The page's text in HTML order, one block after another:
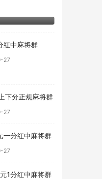
红中麻将群
27
下分正规麻将群
27
一分红中麻将群
27
1分红中麻将群